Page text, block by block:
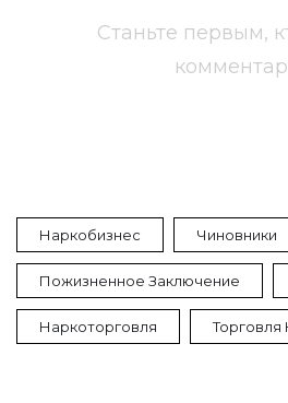
Станьте первым,
Наркобизнес Чиновники
Пожизненное Заключение
Наркоторговля Торговля